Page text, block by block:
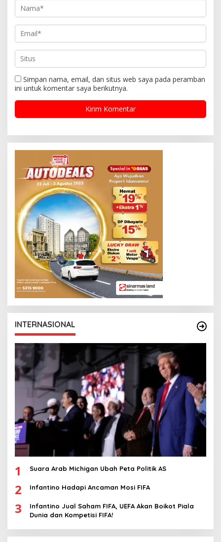
Simpan nama, email, dan situs web saya pada peramban
ini untuk komentar saya berikutnya.
INTERNASIONAL
1 Suara Arab Michigan Ubah Peta Politik AS
2 Infantino Hadapi Ancaman Mosi FIFA
3
Infantino Jual Saham FIFA, UEFA Akan Boikot Piala
Dunia dan Kompetisi FIFA!